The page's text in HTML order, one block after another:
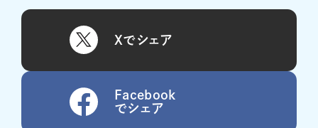
Xでシェア
Facebook
でシェア